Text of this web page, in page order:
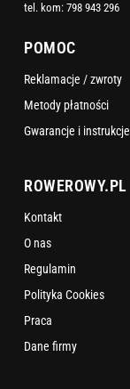
tel. kom: 798 943 296
POMOC
Reklamacje / zwroty
Metody płatności
Gwarancje i instrukcje
ROWEROWY.PL
Kontakt
O nas
Regulamin
Polityka Cookies
Praca
Dane firmy